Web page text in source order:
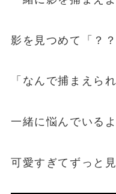
影を見つめて「？
「なんで捕まえら
一緒に悩んでいる
可愛すぎてずっと